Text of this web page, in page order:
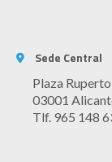
Sede Central
Plaza
03001
Tlf. 965 148